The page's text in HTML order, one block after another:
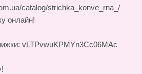
catalog/strichka_konve_rna_/
онлайн!
vLTPvwuKPMYn3Cc06MAc